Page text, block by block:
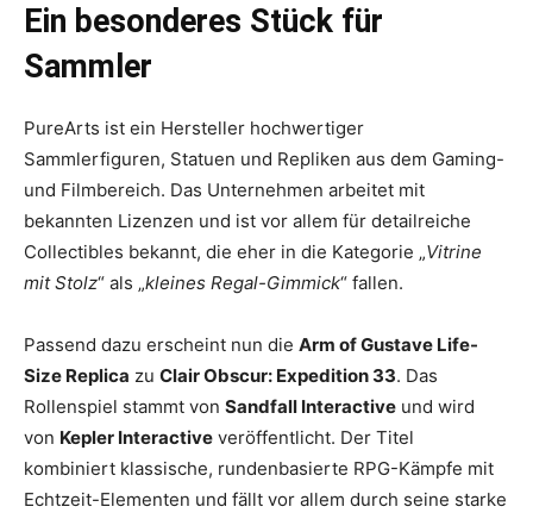
Ein besonderes Stück für
Sammler
PureArts ist ein Hersteller hochwertiger
Sammlerfiguren, Statuen und Repliken aus dem Gaming-
und Filmbereich. Das Unternehmen arbeitet mit
bekannten Lizenzen und ist vor allem für detailreiche
Collectibles bekannt, die eher in die Kategorie „Vitrine
mit Stolz“ als „kleines Regal-Gimmick“ fallen.
Passend dazu erscheint nun die Arm of Gustave Life-
Size Replica zu Clair Obscur: Expedition 33. Das
Rollenspiel stammt von Sandfall Interactive und wird
von Kepler Interactive veröffentlicht. Der Titel
kombiniert klassische, rundenbasierte RPG-Kämpfe mit
Echtzeit-Elementen und fällt vor allem durch seine starke